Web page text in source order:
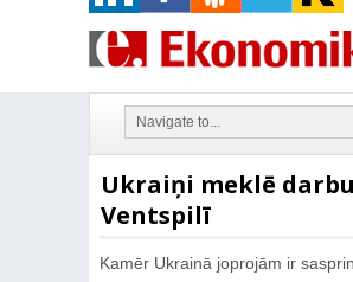
Ukraiņi meklē darbu
Ventspilī
Kamēr Ukrainā joprojām ir